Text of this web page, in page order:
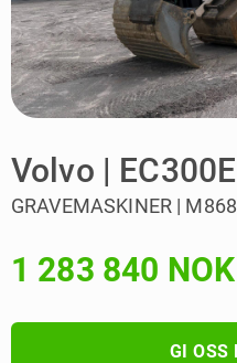
Volvo |
GRAVEMASKINER |
1 283 840
GI OSS